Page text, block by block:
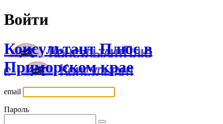
Войти
Консультант Плюс в
Приморском крае
email
Пароль